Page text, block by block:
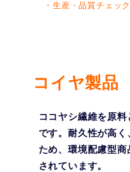
・生産・品質チェック
コイヤ製品
ココヤシ繊維を原
です。耐久性が高
ため、環境配慮型商
されています。